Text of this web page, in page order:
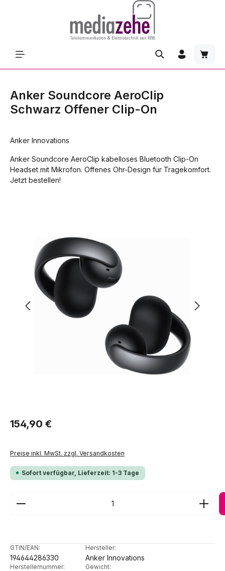
Anker Soundcore AeroClip
Schwarz Offener Clip-On
Anker Innovations
Anker Soundcore AeroClip kabelloses Bluetooth Clip-On
Headset mit Mikrofon. Offenes Ohr-Design für Tragekomfort.
Jetzt bestellen!
Regulärer Preis:
154,90 €
Preise inkl. MwSt. zzgl. Versandkosten
Sofort verfügbar, Lieferzeit: 1-3 Tage
Produkt Anzahl: Gib den gewünschten Wert ein
GTIN/EAN:
194644286330
Hersteller:
Anker Innovations
Herstellernummer: Gewicht: